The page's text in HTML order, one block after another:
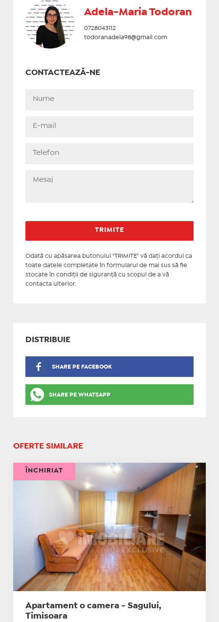
Adela-Maria Todoran
0728043112
todoranadela98@gmail.com
CONTACTEAZĂ-NE
Odată cu apăsarea butonului "TRIMITE" vă daţi acordul ca
toate datele completate în formularul de mai sus să fie
stocate în condiţii de siguranţă cu scopul de a vă
contacta ulterior.
DISTRIBUIE
SHARE PE FACEBOOK
SHARE PE WHATSAPP
OFERTE SIMILARE
Apartament o camera - Sagului,
Timisoara
ÎNCHIRIAT